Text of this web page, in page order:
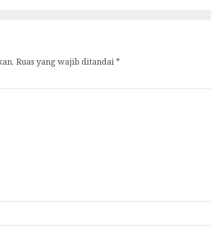
Ruas yang wajib ditandai *